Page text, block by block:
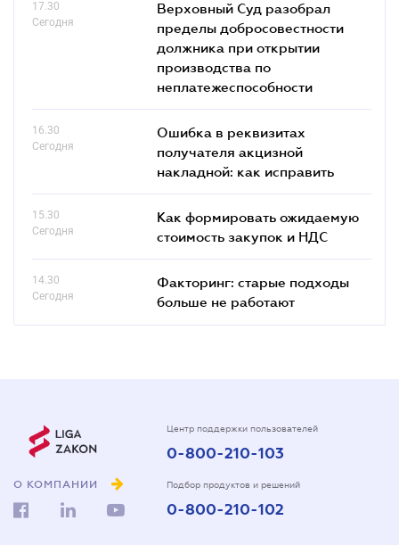
17.30
Сегодня
Верховный Суд разобрал
пределы добросовестности
должника при открытии
производства по
неплатежеспособности
16.30
Сегодня
Ошибка в реквизитах
получателя акцизной
накладной: как исправить
15.30
Сегодня
Как формировать ожидаемую
стоимость закупок и НДС
14.30
Сегодня
Факторинг: старые подходы
больше не работают
О КОМПАНИИ
Центр поддержки пользователей
0-800-210-103
Подбор продуктов и решений
0-800-210-102